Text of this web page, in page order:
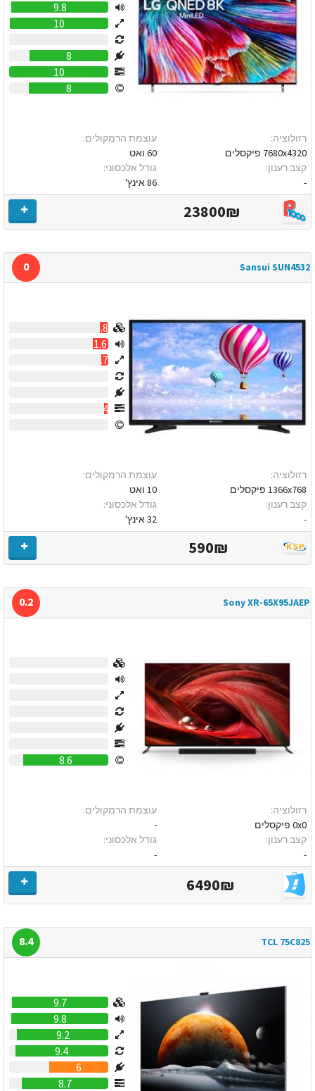
9.8
10
8
10
8
רזולוציה:
7680x4320 פיקסלים
קצב רענון:
-
עוצמת הרמקולים:
60 ואט
גודל אלכסוני:
86 אינץ'
23800₪
Sansui SUN4532
0
0.8
1.6
0.7
0.4
רזולוציה:
1366x768 פיקסלים
קצב רענון:
-
עוצמת הרמקולים:
10 ואט
גודל אלכסוני:
32 אינץ'
590₪
Sony XR-65X95JAEP
0.2
8.6
רזולוציה:
0x0 פיקסלים
קצב רענון:
-
עוצמת הרמקולים:
-
גודל אלכסוני:
-
6490₪
TCL 75C825
8.4
9.7
9.8
9.2
9.4
6
8.7